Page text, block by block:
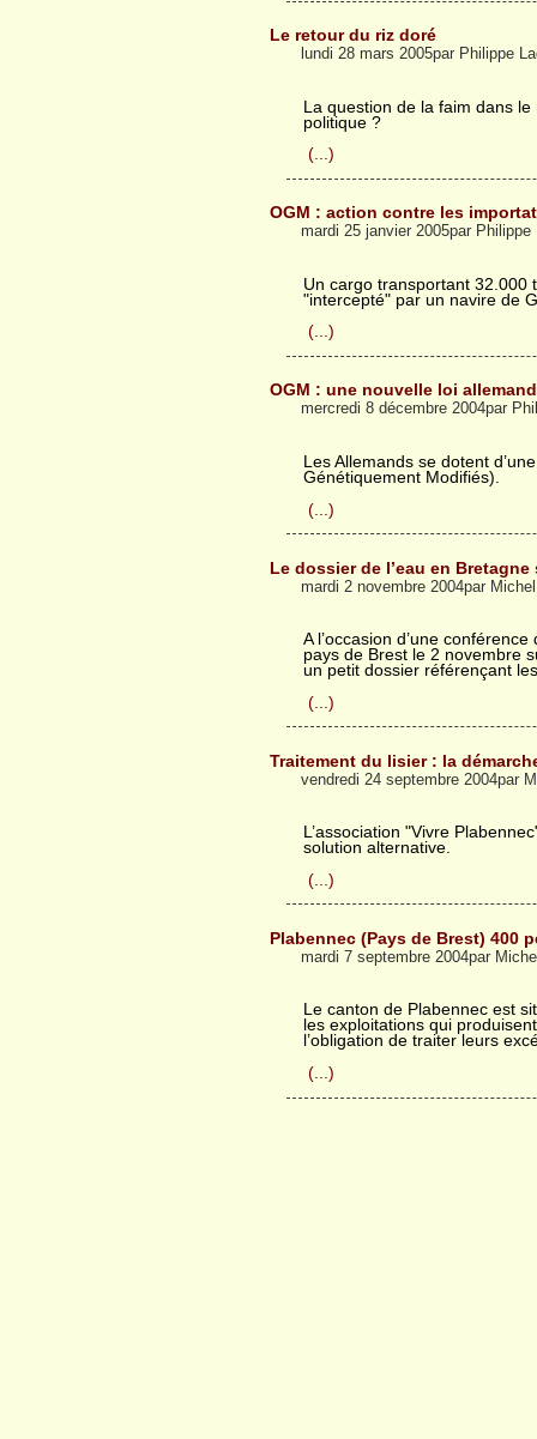
Le retour du riz doré
lundi 28 mars 2005par Philippe
La question de la faim dans
politique ?
(...)
OGM : action contre les
mardi 25 janvier 2005par Philippe
Un cargo transportant 32.000
"intercepté" par un navire de
(...)
OGM : une nouvelle loi
mercredi 8 décembre 2004par
Les Allemands se dotent
Génétiquement Modifiés).
(...)
Le dossier de l’eau en
mardi 2 novembre 2004par
A l’occasion d’une
pays de Brest le 2 novembre
un petit dossier référençant
(...)
Traitement du lisier : la
vendredi 24 septembre 2004par
L’association "Vivre
solution alternative.
(...)
Plabennec (Pays de Brest) 400
mardi 7 septembre 2004par
Le canton de Plabennec est
les exploitations qui
l’obligation de traiter leurs
(...)